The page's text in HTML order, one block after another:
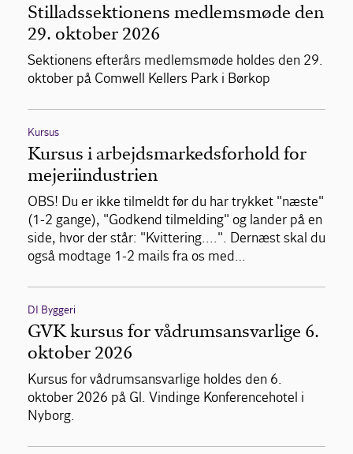
Stilladssektionens medlemsmøde den
29. oktober 2026
Sektionens efterårs medlemsmøde holdes den 29.
oktober på Comwell Kellers Park i Børkop
Kursus
Kursus i arbejdsmarkedsforhold for
mejeriindustrien
OBS! Du er ikke tilmeldt før du har trykket "næste"
(1-2 gange), "Godkend tilmelding" og lander på en
side, hvor der står: "Kvittering....". Dernæst skal du
også modtage 1-2 mails fra os med…
DI Byggeri
GVK kursus for vådrumsansvarlige 6.
oktober 2026
Kursus for vådrumsansvarlige holdes den 6.
oktober 2026 på Gl. Vindinge Konferencehotel i
Nyborg.